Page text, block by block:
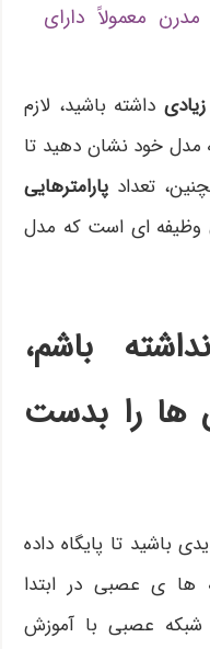
معمولاً دارای
داشته باشید، لازم
مدل خود نشان دهید تا
تعداد پارامترهایی
وظیفه ای است که مدل
باشم،
ها را بدست
باشید تا پایگاه داده
ها ی عصبی در ابتدا
شبکه عصبی با آموزش